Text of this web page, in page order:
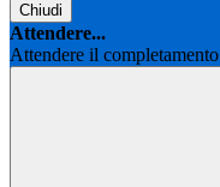
Chiudi
Attendere...
Attendere il